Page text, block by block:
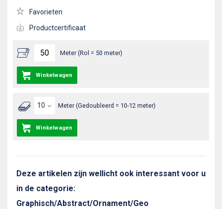
Meter (Rol = 50 meter)
Winkelwagen
Meter (Gedoubleerd = 10-12 meter)
Winkelwagen
Favorieten
Productcertificaat
Deze artikelen zijn wellicht ook interessant voor u
in de categorie:
Graphisch/Abstract/Ornament/Geo